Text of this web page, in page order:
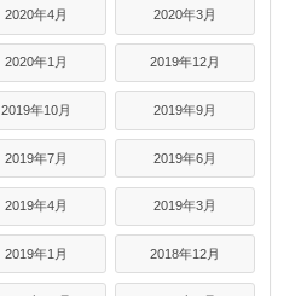
2020年4月 2020年3月
2020年1月 2019年12月
2019年10月 2019年9月
2019年7月 2019年6月
2019年4月 2019年3月
2019年1月 2018年12月